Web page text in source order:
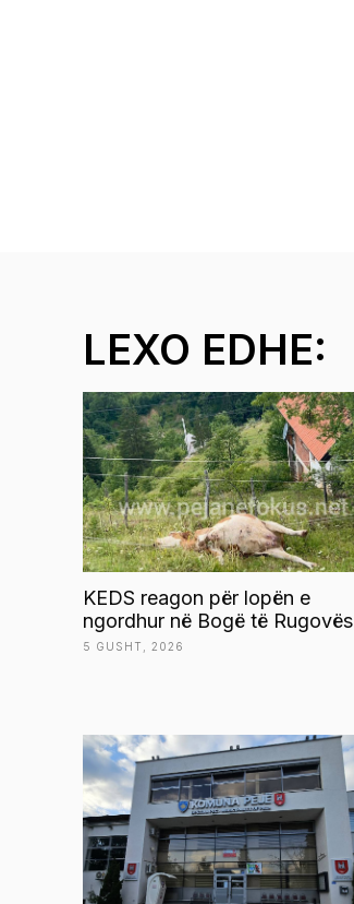
LEXO EDHE:
KEDS reagon për lopën e
ngordhur në Bogë të Rugovës
5 GUSHT, 2026